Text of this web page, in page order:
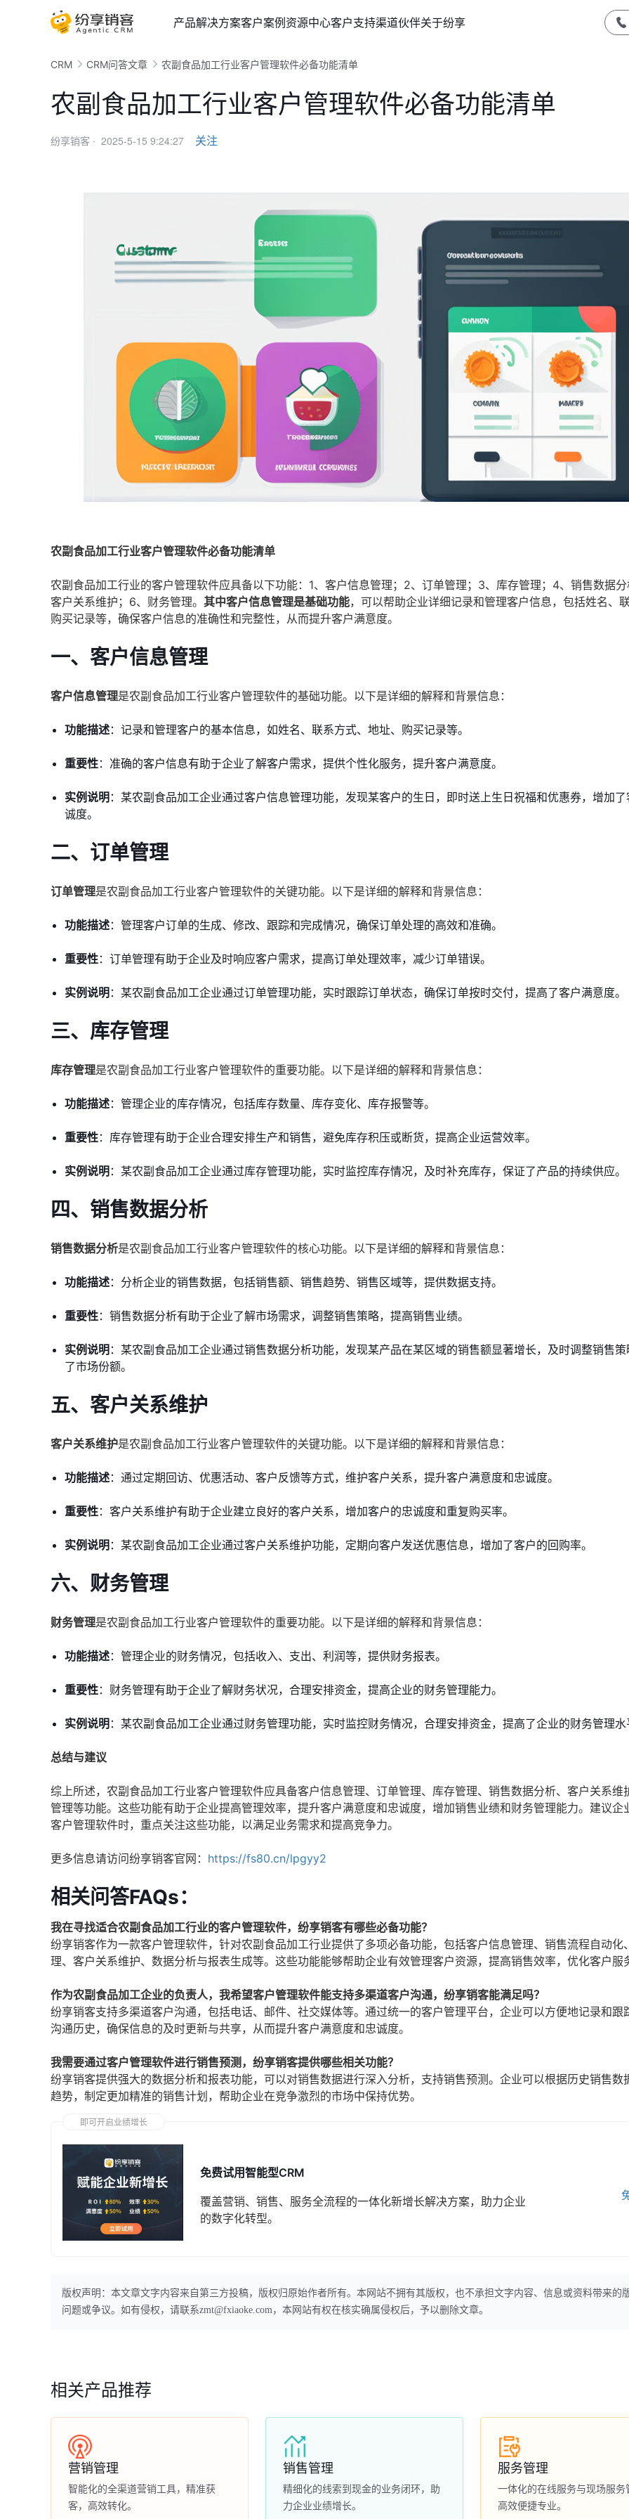
产品解决方案客户案例资源中心客户支持渠道伙伴关于纷享
CRM CRM问答文章 农副食品加工行业客户管理软件必备功能清单
农副食品加工行业客户管理软件必备功能清单
纷享销客 · 2025-5-15 9:24:27 关注
农副食品加工行业客户管理软件必备功能清单
农副食品加工行业的客户管理软件应具备以下功能：1、客户信息管理；2、订单管理；3、库存管理；4、销售数据分
客户关系维护；6、财务管理。 其中客户信息管理是基础功能，可以帮助企业详细记录和管理客户信息，包括姓名、联
购买记录等，确保客户信息的准确性和完整性，从而提升客户满意度。
一、客户信息管理
客户信息管理是农副食品加工行业客户管理软件的基础功能。以下是详细的解释和背景信息：
功能描述：记录和管理客户的基本信息，如姓名、联系方式、地址、购买记录等。
重要性：准确的客户信息有助于企业了解客户需求，提供个性化服务，提升客户满意度。
实例说明 ：某农副食品加工企业通过客户信息管理功能，发现某客户的生日，即时送上生日祝福和优惠券，增加了
诚度。
二、订单管理
订单管理是农副食品加工行业客户管理软件的关键功能。以下是详细的解释和背景信息：
功能描述：管理客户订单的生成、修改、跟踪和完成情况，确保订单处理的高效和准确。
重要性：订单管理有助于企业及时响应客户需求，提高订单处理效率，减少订单错误。
实例说明 ：某农副食品加工企业通过订单管理功能，实时跟踪订单状态，确保订单按时交付，提高了客户满意度。
三、库存管理
库存管理是农副食品加工行业客户管理软件的重要功能。以下是详细的解释和背景信息：
功能描述：管理企业的库存情况，包括库存数量、库存变化、库存报警等。
重要性：库存管理有助于企业合理安排生产和销售，避免库存积压或断货，提高企业运营效率。
实例说明 ：某农副食品加工企业通过库存管理功能，实时监控库存情况，及时补充库存，保证了产品的持续供应。
四、销售数据分析
销售数据分析是农副食品加工行业客户管理软件的核心功能。以下是详细的解释和背景信息：
功能描述：分析企业的销售数据，包括销售额、销售趋势、销售区域等，提供数据支持。
重要性：销售数据分析有助于企业了解市场需求，调整销售策略，提高销售业绩。
实例说明 ：某农副食品加工企业通过销售数据分析功能，发现某产品在某区域的销售额显著增长，及时调整销售策
了市场份额。
五、客户关系维护
客户关系维护是农副食品加工行业客户管理软件的关键功能。以下是详细的解释和背景信息：
功能描述：通过定期回访、优惠活动、客户反馈等方式，维护客户关系，提升客户满意度和忠诚度。
重要性：客户关系维护有助于企业建立良好的客户关系，增加客户的忠诚度和重复购买率。
实例说明 ：某农副食品加工企业通过客户关系维护功能，定期向客户发送优惠信息，增加了客户的回购率。
六、财务管理
财务管理是农副食品加工行业客户管理软件的重要功能。以下是详细的解释和背景信息：
功能描述：管理企业的财务情况，包括收入、支出、利润等，提供财务报表。
重要性：财务管理有助于企业了解财务状况，合理安排资金，提高企业的财务管理能力。
实例说明 ：某农副食品加工企业通过财务管理功能，实时监控财务情况，合理安排资金，提高了企业的财务管理水
总结与建议
综上所述，农副食品加工行业客户管理软件应具备客户信息管理、订单管理、库存管理、销售数据分析、客户关系维
管理等功能。这些功能有助于企业提高管理效率，提升客户满意度和忠诚度，增加销售业绩和财务管理能力。建议企
客户管理软件时，重点关注这些功能，以满足业务需求和提高竞争力。
更多信息请访问纷享销客官网： https://fs80.cn/lpgyy2
相关问答FAQs：
我在寻找适合农副食品加工行业的客户管理软件，纷享销客有哪些必备功能？
纷享销客作为一款客户管理软件，针对农副食品加工行业提供了多项必备功能，包括客户信息管理、销售流程自动化
理、客户关系维护、数据分析与报表生成等。这些功能能够帮助企业有效管理客户资源，提高销售效率，优化客户服
作为农副食品加工企业的负责人，我希望客户管理软件能支持多渠道客户沟通，纷享销客能满足吗？
纷享销客支持多渠道客户沟通，包括电话、邮件、社交媒体等。通过统一的客户管理平台，企业可以方便地记录和跟
沟通历史，确保信息的及时更新与共享，从而提升客户满意度和忠诚度。
我需要通过客户管理软件进行销售预测，纷享销客提供哪些相关功能？
纷享销客提供强大的数据分析和报表功能，可以对销售数据进行深入分析，支持销售预测。企业可以根据历史销售数
趋势，制定更加精准的销售计划，帮助企业在竞争激烈的市场中保持优势。
即可开启业绩增长
免费试用智能型CRM
覆盖营销、销售、服务全流程的一体化新增长解决方案，助力企业
的数字化转型。
版权声明：本文章文字内容来自第三方投稿，版权归原始作者所有。本网站不拥有其版权，也不承担文字内容、信息或资料带来的
问题或争议。如有侵权，请联系zmt@fxiaoke.com，本网站有权在核实确属侵权后，予以删除文章。
相关产品推荐
营销管理
智能化的全渠道营销工具，精准获
客，高效转化。
销售管理
精细化的线索到现金的业务闭环，助
力企业业绩增长。
服务管理
一体化的在线服务与现场服务
高效便捷专业。